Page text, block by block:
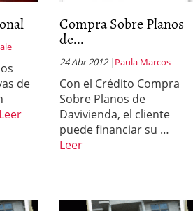
de
Leer
Compra Sobre Planos
de...
24 Abr 2012 Paula Marcos
Con el Crédito Compra
Sobre Planos de
Davivienda, el cliente
puede financiar su …
Leer